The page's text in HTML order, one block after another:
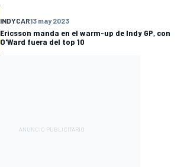
INDYCAR13 may 2023
Ericsson manda en el warm-up de Indy GP, con
O'Ward fuera del top 10